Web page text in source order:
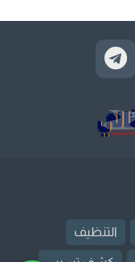
التنظيف